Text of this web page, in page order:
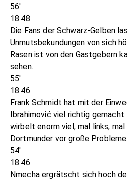
56'
18:48
Die Fans der Schwarz-Gelben
Unmutsbekundungen von sich
Rasen ist von den Gastgebern
sehen.
55'
18:46
Frank Schmidt hat mit der
Ibrahimović viel richtig
wirbelt enorm viel, mal links,
Dortmunder vor große Probleme.
54'
18:46
Nmecha ergrätscht sich hoch